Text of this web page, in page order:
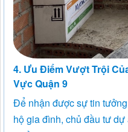
4. Ưu Điểm Vượt Trội
Vực Quận 9
Để nhận được sự tin
hộ gia đình, chủ đầu tư